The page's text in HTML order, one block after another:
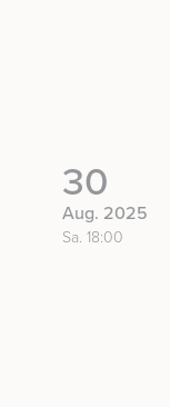
30
Aug. 2025
Sa. 18:00